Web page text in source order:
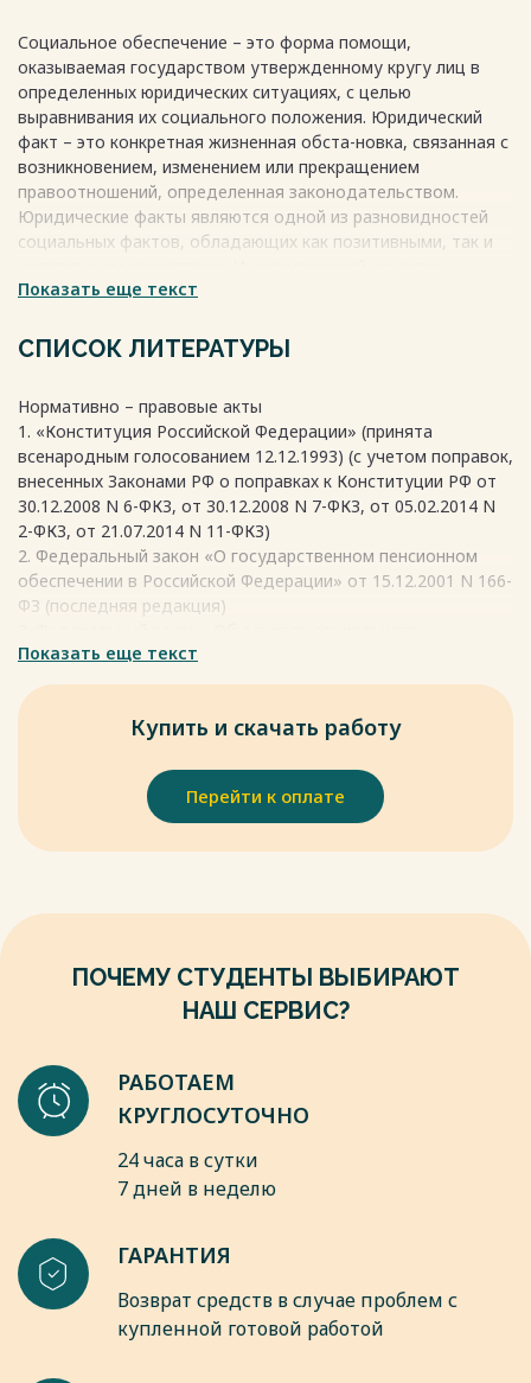
обеспечении, где они определяют право лица на получение
помощи или содержания со стороны государства.
Например, Конституция Российской Федерации
гарантирует каждому на социальное обеспечение по
возрасту, в случае болезни, инвалидности, потери
кормильца, для воспитания детей и в иных случаях.
Весь текст будет доступенпосле покупки
Социальное обеспечение – это форма помощи,
оказываемая государством утвержденному кругу лиц в
определенных юридических ситуациях, с целью
выравнивания их социального положения. Юридический
факт – это конкретная жизненная обста-новка, связанная с
возникновением, изменением или прекращением
правоотношений, определенная законодательством.
Юридические факты являются одной из разновидностей
социальных фактов, обладающих как позитивными, так и
определен законодательством, что делает их значимыми в
Весь текст будет доступенпосле покупки
Показать еще текст
СПИСОК ЛИТЕРАТУРЫ
Нормативно – правовые акты
1. «Конституция Российской Федерации» (принята
всенародным голосованием 12.12.1993) (с учетом поправок,
внесенных Законами РФ о поправках к Конституции РФ от
30.12.2008 N 6-ФКЗ, от 30.12.2008 N 7-ФКЗ, от 05.02.2014 N
2-ФКЗ, от 21.07.2014 N 11-ФКЗ)
2. Федеральный закон «О государственном пенсионном
обеспечении в Российской Федерации» от 15.12.2001 N 166-
ФЗ (последняя редакция)
обслуживания граждан в Рос-сийской Федерации» от
28.12.2013 N 442-ФЗ (последняя редакция)
4. Федеральный закон «О страховых пенсиях» от 28.12.2013
N 400-ФЗ (последняя редакция)
5.Кожевников С.Н. теория права: курс лекций
6.Агашев Д.В. Право социального обеспечения
7. Сулейманова Г.В. Право социального обеспечения / Г.В.
Сулейманова. М.: КноРус, 2016. 344 с.
9. Токарева Е.А. Вопросы использования термина «стаж» в
Токарева // Вестник Уральского юриди-ческого института
МВД России. - 2015. - № 4. - С. 67 - 70.
2016. - № 4. - С. 25 - 36.
11. Беляев В.П. «Право социального обеспечения» - М.:
«Проспект», 2013 г.
Весь текст будет доступен
Показать еще текст
Купить и скачать работу
Перейти к оплате
ПОЧЕМУ СТУДЕНТЫ ВЫБИРАЮТ
НАШ СЕРВИС?
РАБОТАЕМ
КРУГЛОСУТОЧНО
24 часа в сутки
7 дней в неделю
ГАРАНТИЯ
Возврат средств в случае проблем с
купленной готовой работой